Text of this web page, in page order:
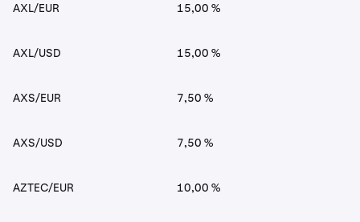
AXL/EUR 15,00 %
AXL/USD 15,00 %
AXS/EUR 7,50 %
AXS/USD 7,50 %
AZTEC/EUR 10,00 %